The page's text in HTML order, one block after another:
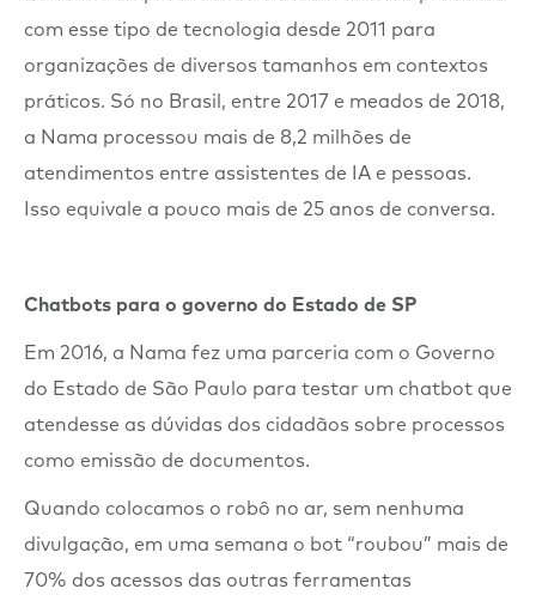
com esse tipo de tecnologia desde 2011 para
organizações de diversos tamanhos em contextos
práticos. Só no Brasil, entre 2017 e meados de 2018,
a Nama processou mais de 8,2 milhões de
atendimentos entre assistentes de IA e pessoas.
Isso equivale a pouco mais de 25 anos de conversa.
Chatbots para o governo do Estado de SP
Em 2016, a Nama fez uma parceria com o Governo
do Estado de São Paulo para testar um chatbot que
atendesse as dúvidas dos cidadãos sobre processos
como emissão de documentos.
Quando colocamos o robô no ar, sem nenhuma
divulgação, em uma semana o bot “roubou” mais de
70% dos acessos das outras ferramentas